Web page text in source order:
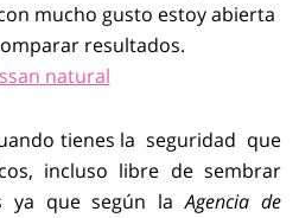
mucho gusto estoy abierta
resultados.
tienes la seguridad que
incluso libre de sembrar
ya que según laAgencia de